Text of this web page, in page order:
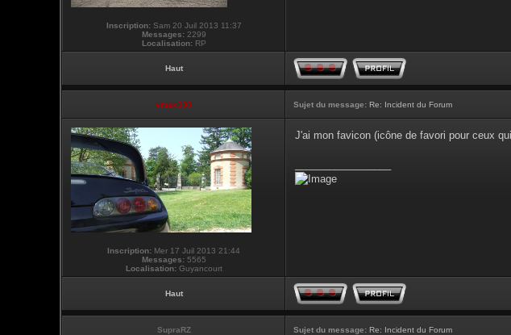
Inscription:Sam 20 Juil 2013 11:37
Messages:2299
Localisation:RP
Haut
vmax330 Sujet du message: Re: Incident du Forum
Inscription: Mer 17 Juil 2013 21:44
Messages:5565
Localisation:Guyancourt
J'ai mon favicon (icône de favori pour ceux
Haut
SupraRZ Sujet du message: Re: Incident du Forum